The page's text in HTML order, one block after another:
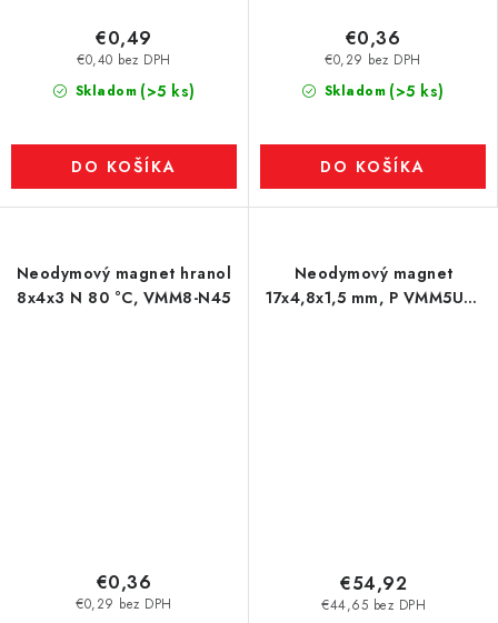
Skladom (>5 ks)
€0,40 bez DPH
€0,49
DO KOŠÍKA
Skladom (>5 ks)
€0,29 bez DPH
€0,36
DO KOŠÍKA
Neodymový magnet hranol
8x4x3 N 80 °C, VMM8-N45
€0,29 bez DPH
€0,36
Neodymový magnet
17x4,8x1,5 mm, P VMM5UH-
€44,65 bez DPH
€54,92